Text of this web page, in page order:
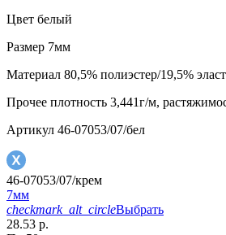
Цвет белый
Размер 7мм
Материал 80,5% полиэстер/19,5%
Прочее плотность 3,441г/м,
Артикул 46-07053/07/бел
46-07053/07/крем
7мм
checkmark_alt_circleВыбрать
28.53 р.